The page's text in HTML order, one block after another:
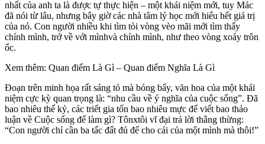
nhất của anh ta là được tự thực hiện – một khái niệm mới, tuy Mác
đã nói từ lâu, nhưng bây giờ các nhà tâm lý học mới hiểu hết giá trị
của nó. Con người nhiều khi tìm tòi vòng vèo mãi mới tìm thấy
chính mình, trở về với mìnhvà chính mình, như theo vòng xoáy trôn
ốc.
Xem thêm: Quan điểm Là Gì – Quan điểm Nghĩa Là Gì
Đoạn trên minh họa rất sáng tỏ mà bóng bẩy, văn hoa của một khái
niệm cực kỳ quan trọng là: “nhu cầu về ý nghĩa của cuộc sống”. Đã
bao nhiêu thế kỷ, các triết gia tốn bao nhiêu mực để viết bao thảo
luận về Cuộc sống để làm gì? Tônxtôi vĩ đại trả lời thẳng thừng:
“Con người chỉ cần ba tấc đất đủ để cho cái của một mình mà thôi!”